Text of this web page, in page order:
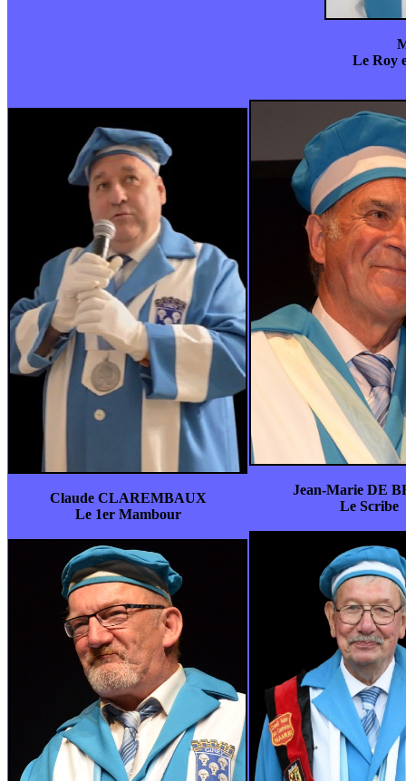
Le Roy
Claude CLAREMBAUX
Le 1er Mambour
Jean-Marie DE
Le Scribe